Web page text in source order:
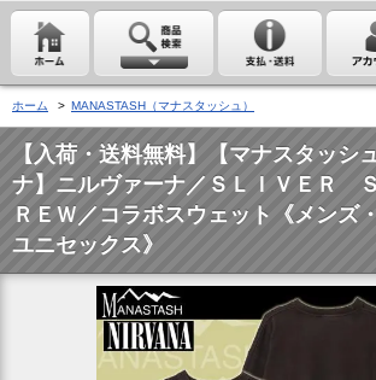
ホーム > MANASTASH（マナスタッシュ）
【入荷・送料無料】【マナスタッシ
ナ】ニルヴァーナ／ＳＬＩＶＥＲ
ＲＥＷ／コラボスウェット《メンズ
ユニセックス》